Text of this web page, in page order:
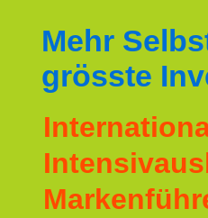
Mehr
grösste